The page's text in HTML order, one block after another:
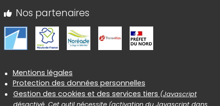
Nos partenaires
Informations réglementaires
Mentions légales
Protection des données personnelles
Gestion des cookies et des services tiers (Javascript